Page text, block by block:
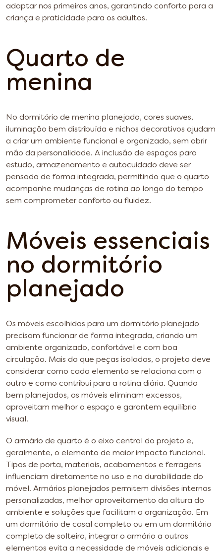
adaptar nos primeiros anos, garantindo conforto para a
criança e praticidade para os adultos.
Quarto de
menina
No dormitório de menina planejado, cores suaves,
iluminação bem distribuída e nichos decorativos ajudam
a criar um ambiente funcional e organizado, sem abrir
mão da personalidade. A inclusão de espaços para
estudo, armazenamento e autocuidado deve ser
pensada de forma integrada, permitindo que o quarto
acompanhe mudanças de rotina ao longo do tempo
sem comprometer conforto ou fluidez.
Móveis essenciais
no dormitório
planejado
Os móveis escolhidos para um dormitório planejado
precisam funcionar de forma integrada, criando um
ambiente organizado, confortável e com boa
circulação. Mais do que peças isoladas, o projeto deve
considerar como cada elemento se relaciona com o
outro e como contribui para a rotina diária. Quando
bem planejados, os móveis eliminam excessos,
aproveitam melhor o espaço e garantem equilíbrio
visual.
O armário de quarto é o eixo central do projeto e,
geralmente, o elemento de maior impacto funcional.
Tipos de porta, materiais, acabamentos e ferragens
influenciam diretamente no uso e na durabilidade do
móvel. Armários planejados permitem divisões internas
personalizadas, melhor aproveitamento da altura do
ambiente e soluções que facilitam a organização. Em
um dormitório de casal completo ou em um dormitório
completo de solteiro, integrar o armário a outros
elementos evita a necessidade de móveis adicionais e